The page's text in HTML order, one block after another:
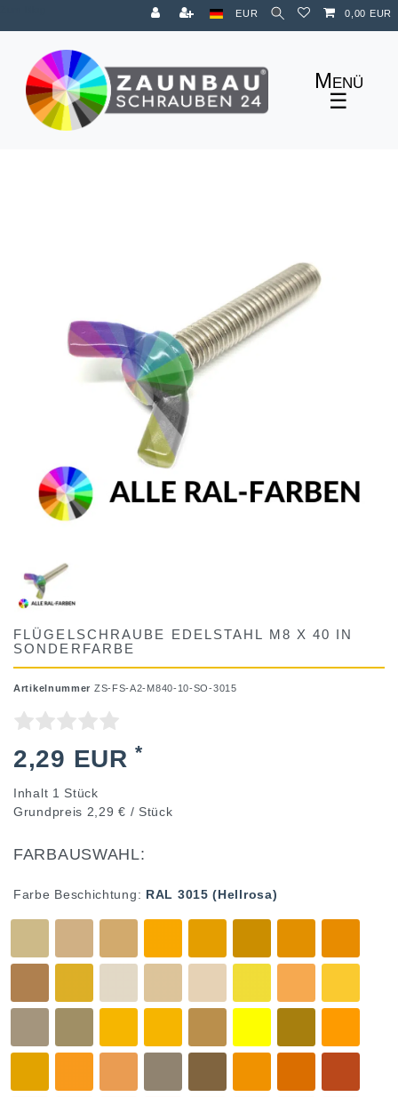
EUR 0,00 EUR
☰
FLÜGELSCHRAUBE EDELSTAHL M8 X 40 IN
SONDERFARBE
Artikelnummer ZS-FS-A2-M840-10-SO-3015
2,29 EUR*
Inhalt 1 Stück
Grundpreis 2,29 € / Stück
FARBAUSWAHL:
Farbe Beschichtung: RAL 3015 (Hellrosa)